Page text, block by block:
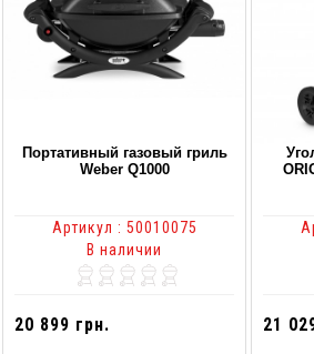
Портативный газовый гриль
Weber Q1000
Артикул : 50010075
В наличии
20 899 грн. 21